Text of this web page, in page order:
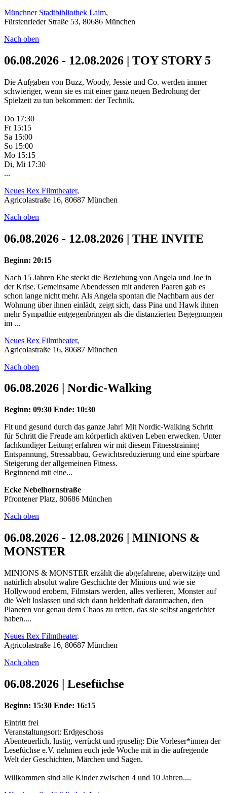
Münchner Stadtbibliothek Laim,
Fürstenrieder Straße 53, 80686 München
Nach oben
06.08.2026 - 12.08.2026 | TOY STORY 5
Die Aufgaben von Buzz, Woody, Jessie und Co. werden immer
schwieriger, wenn sie es mit einer ganz neuen Bedrohung der
Spielzeit zu tun bekommen: der Technik.
Do 17:30
Fr 15:15
Sa 15:00
So 15:00
Mo 15:15
Di, Mi 17:30
...
Neues Rex Filmtheater,
Agricolastraße 16, 80687 München
Nach oben
06.08.2026 - 12.08.2026 | THE INVITE
Beginn: 20:15
Nach 15 Jahren Ehe steckt die Beziehung von Angela und Joe in
der Krise. Gemeinsame Abendessen mit anderen Paaren gab es
schon lange nicht mehr. Als Angela spontan die Nachbarn aus der
Wohnung über ihnen einlädt, zeigt sich, dass Pina und Hawk ihnen
mehr Sympathie entgegenbringen als die distanzierten Begegnungen
im ...
Neues Rex Filmtheater,
Agricolastraße 16, 80687 München
Nach oben
06.08.2026 | Nordic-Walking
Beginn: 09:30 Ende: 10:30
Fit und gesund durch das ganze Jahr! Mit Nordic-Walking Schritt
für Schritt die Freude am körperlich aktiven Leben erwecken. Unter
fachkundiger Leitung erfahren wir mit diesem Fitnesstraining
Entspannung, Stressabbau, Gewichtsreduzierung und eine spürbare
Steigerung der allgemeinen Fitness.
Beginnend mit eine...
Ecke Nebelhornstraße
Pfrontener Platz, 80686 München
Nach oben
06.08.2026 - 12.08.2026 | MINIONS &
MONSTER
MINIONS & MONSTER erzählt die abgefahrene, aberwitzige und
natürlich absolut wahre Geschichte der Minions und wie sie
Hollywood erobern, Filmstars werden, alles verlieren, Monster auf
die Welt loslassen und sich dann heldenhaft daranmachen, den
Planeten vor genau dem Chaos zu retten, das sie selbst angerichtet
haben....
Neues Rex Filmtheater,
Agricolastraße 16, 80687 München
Nach oben
06.08.2026 | Lesefüchse
Beginn: 15:30 Ende: 16:15
Eintritt frei
Veranstaltungsort: Erdgeschoss
Abenteuerlich, lustig, verrückt und gruselig: Die Vorleser*innen der
Lesefüchse e.V. nehmen euch jede Woche mit in die aufregende
Welt der Geschichten, Märchen und Sagen.
Willkommen sind alle Kinder zwischen 4 und 10 Jahren....